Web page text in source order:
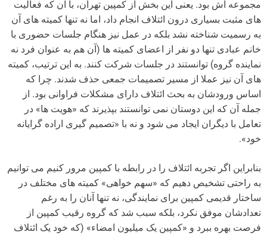
مجموعه اش بود. یعنی این بخش از کمپین تهران، با آن که فعالیت
های مثبت بسیاری درون ائتلاف انجام داد، اما نه تنها کمیته های آن
به رسمیت شناخته نشد بلکه در عمل نیز هنگام جلسات حضوری با
خانم عبادی تنها دو نفر از اعضای کمیته ها (آن هم به عنوان فرد نه
نماینده گروه) توانستند در جلسات شرکت کنند. به این ترتیب، کمیته
های آن نیز عملا از مسیر تصمیمات جمعی حذف شدند. چرا که
اساس ورودشان به بحث ائتلاف دارای مشکلات فراوانی بود. از
جمله آن که این دوستان نمی توانستند بپذیرند که «هویت ها» در
تعامل با دیگران ایجاد می شود و نه با «تصمیم گیری اراده گرایانه
خود».
بنابراین اگر تجربه ائتلاف را در رابطه با کمپین مرور کنیم می توانیم
به راحتی تشخیص دهیم که «سهم خواهی» کمیته های مختلف در
ساختار قدیمی کمپین برای نمایندگی، نه تنها آنان را به رغم
تعدادشان موفق نکرد، بلکه سبب شد که گروه رقیب کمپین از
فرصت بهره ببرد و «کمپین یک میلیون امضاء» (که خود یک ائتلاف